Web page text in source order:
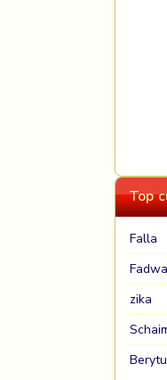
Top
Falla
Fadwa
zika